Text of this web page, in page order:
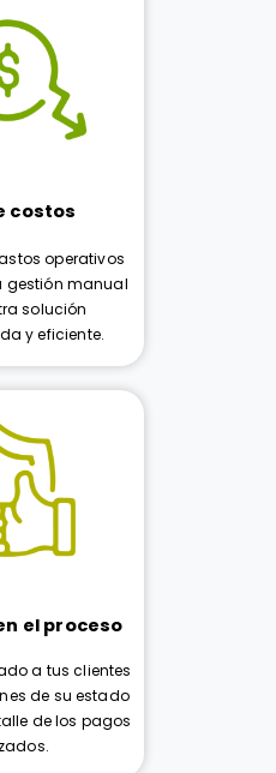
costos
operativos
manual
solución
y eficiente.
el proceso
a tus clientes
de su estado
de los pagos